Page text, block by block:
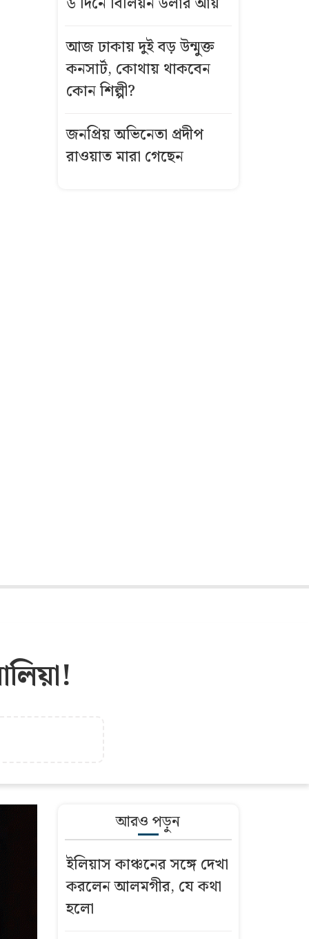
সিলেটে দুই
সংঘর্ষে নিহত ৮
থেকে নতুন দর
আজকের স্বর্ণের
আজ ঢাকায় দুই বড় উন্মুক্ত
কনসার্ট, কোথায় থাকবেন
কোন শিল্পী?
জনপ্রিয় অভিনেতা প্রদীপ
রাওয়াত মারা গেছেন
আরও পড়ুন
ইলিয়াস কাঞ্চনের সঙ্গে দেখা
করলেন আলমগীর, যে কথা
হলো